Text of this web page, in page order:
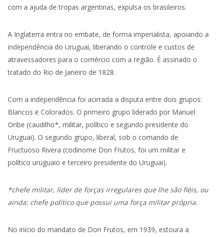
com a ajuda de tropas argentinas, expulsa os brasileiros.
A Inglaterra entra no embate, de forma imperialista, apoiando a
independência do Uruguai, liberando o controle e custos de
atravessadores para o comércio com a região. É assinado o
tratado do Rio de Janeiro de 1828.
Com a independência foi acirrada a disputa entre dois grupos:
Blancos e Colorados. O primeiro grupo liderado por Manuel
Oribe (caudilho*, militar, político e segundo presidente do
Uruguai). O segundo grupo, liberal, sob o comando de
Fructuoso Rivera (codinome Don Frutos, foi um militar e
político uruguaio e terceiro presidente do Uruguai).
*chefe militar, líder de forças irregulares que lhe são fiéis, ou
ainda: chefe político que possui uma força militar própria.
No início do mandato de Don Frutos, em 1939, estoura a